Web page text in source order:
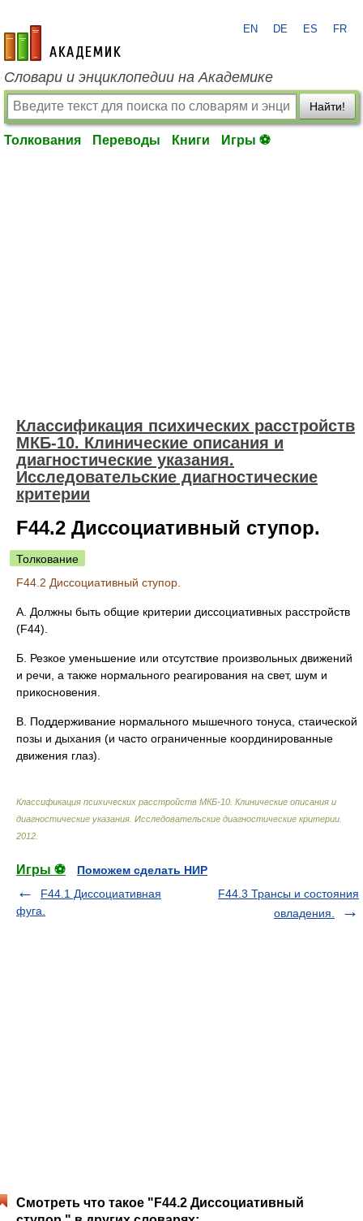
academic.ru
EN DE ES FR
Словари и энциклопедии на Академике
Найти!
Толкования Переводы Книги Игры ⚽
Классификация психических расстройств
МКБ-10. Клинические описания и
диагностические указания.
Исследовательские диагностические
критерии
F44.2 Диссоциативный ступор.
Толкование
F44.2 Диссоциативный ступор.
А. Должны быть общие критерии диссоциативных расстройств
(F44).
Б. Резкое уменьшение или отсутствие произвольных движений
и речи, а также нормального реагирования на свет, шум и
прикосновения.
В. Поддерживание нормального мышечного тонуса, стаической
позы и дыхания (и часто ограниченные координированные
движения глаз).
Классификация психических расстройств МКБ-10. Клинические описания и
диагностические указания. Исследовательские диагностические критерии
2012
Игры ⚽
Поможем сделать НИР
F44.1 Диссоциативная
фуга.
F44.3 Трансы и состояния
овладения.
Смотреть что такое "F44.2 Диссоциативный